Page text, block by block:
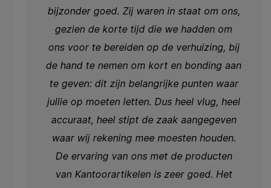
bijzonder goed. Zij waren in staat om ons,
gezien de korte tijd die we hadden om
ons voor te bereiden op de verhuizing, bij
de hand te nemen om kort en bonding aan
te geven: dit zijn belangrijke punten waar
jullie op moeten letten. Dus heel vlug, heel
accuraat, heel stipt de zaak aangegeven
waar wij rekening mee moesten houden.
De ervaring van ons met de producten
van Kantoorartikelen is zeer goed. Het